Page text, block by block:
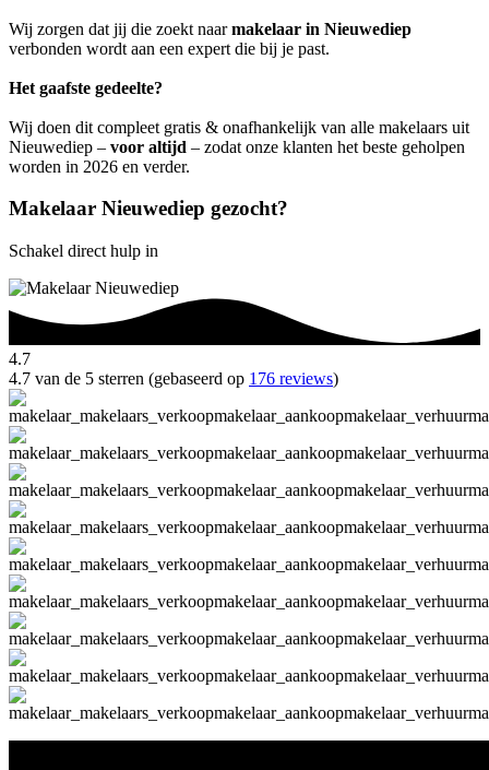
Wij zorgen dat jij die zoekt naarmakelaar in Nieuwediep
verbonden wordt aan een expert die bij je past.
Het gaafste gedeelte?
Wij doen dit compleet gratis & onafhankelijk van alle makelaars uit
Nieuwediep – voor altijd – zodat onze klanten het beste geholpen
worden in 2026 en verder.
Makelaar Nieuwediep gezocht?
Schakel direct hulp in
4.7
4.7 van de 5 sterren (gebaseerd op 176 reviews)